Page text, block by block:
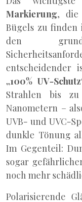
Markierung, die
Bügels zu finden
den
entscheidender
„100% UV-
Strahlen bis
Nanometern –
UVB- und UVC-
dunkle Tönung
Im Gegenteil:
sogar
noch mehr
Polarisierende